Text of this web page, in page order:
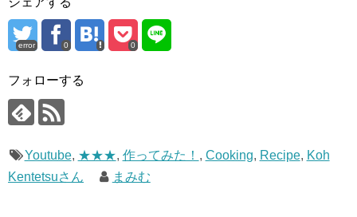
error 0 0
フォローする
Youtube, ★★★, 作ってみた！ , Cooking, Recipe, Koh
Kentetsuさん
まみむ